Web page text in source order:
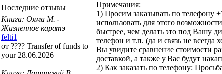
Последние отзывы
Книга: Ояма М. -
Жизненное каратэ
felti1
от ???? Transfer of funds to
your 28.06.2026
Примечания:
1) Просим заказывать по телефону
использовать для этого
быстрее, чем делать это под Вашу
телефон и т.п. (да и связь не всегда
Вы увидите сравнение стоимости
доставкой, а также у Вас будут
2) Как заказать по телефону: